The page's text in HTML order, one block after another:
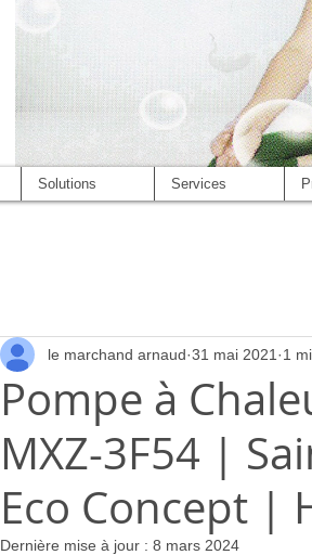
Solutions Services
Pompe à
MXZ-3F54 |
Eco Concept |
le marchand arnaud 31 mai 2021 1
Dernière mise à jour : 8 mars 2024